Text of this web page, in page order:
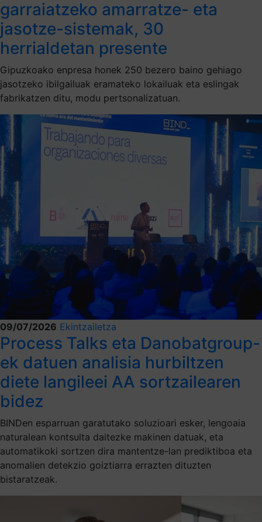
garraiatzeko amarratze- eta
jasotze-sistemak, 30
herrialdetan presente
Gipuzkoako enpresa honek 250 bezero baino gehiago
jasotzeko ibilgailuak eramateko lokailuak eta eslingak
fabrikatzen ditu, modu pertsonalizatuan.
09/07/2026 Ekintzailetza
Process Talks eta Danobatgroup-
ek datuen analisia hurbiltzen
diete langileei AA sortzailearen
bidez
BINDen esparruan garatutako soluzioari esker, lengoaia
naturalean kontsulta daitezke makinen datuak, eta
automatikoki sortzen dira mantentze-lan prediktiboa eta
anomalien detekzio goiztiarra errazten dituzten
bistaratzeak.